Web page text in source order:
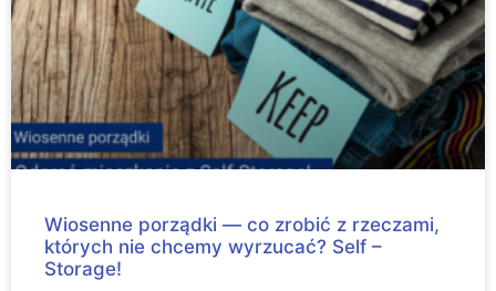
Wiosenne porządki — co zrobić z rzeczami,
których nie chcemy wyrzucać? Self –
Storage!